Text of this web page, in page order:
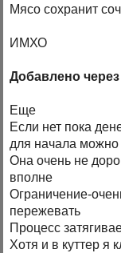
Мясо сохранит
ИМХО
Добавлено
Еще
Если нет пока
для начала можно
Она очень не
вполне
Ограничение-
пережевать
Процесс
Хотя и в куттер я